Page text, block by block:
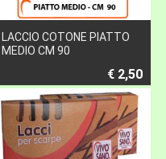
LACCIO COTONE PIATTO
MEDIO CM 90
€ 2,50